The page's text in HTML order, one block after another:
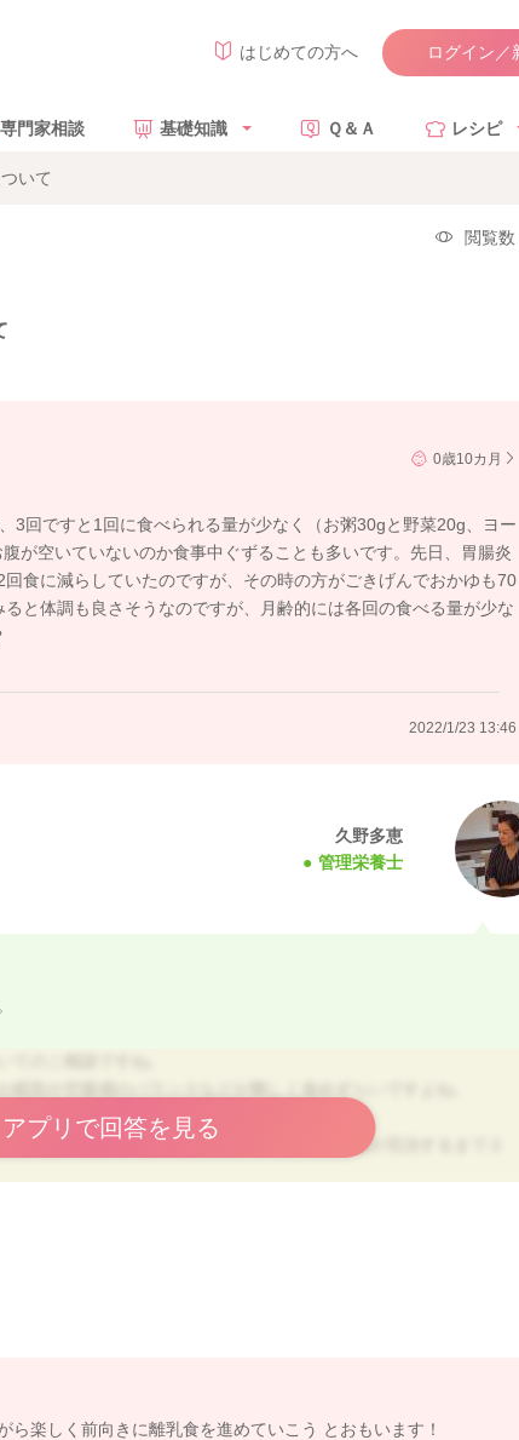
はじめての方へ ログイン／
専門家相談 基礎知識 Ｑ＆Ａ レシピ
いて
閲覧
0歳10カ月
3回ですと1回に食べられる量が少なく（お粥30gと野菜20g、ヨー
が空いていないのか食事中ぐずることも多いです。先日、胃腸炎
食に減らしていたのですが、その時の方がごきげんでおかゆも70
と体調も良さそうなのですが、月齢的には各回の食べる量が少な
2022/1/23 13:46
久野多恵
管理栄養士
は２回食のままでも良いと思います。消化機能が完治するまで２
眠気がないような時間帯に３回食を考えていけると良いです
べる事が目的ではありません、少量であってもよくもぐもぐか
パク質10g〜15gという量であっても、口腔機能は発達できます
アプリで回答を見る
ら楽しく前向きに離乳食を進めていこう とおもいます！